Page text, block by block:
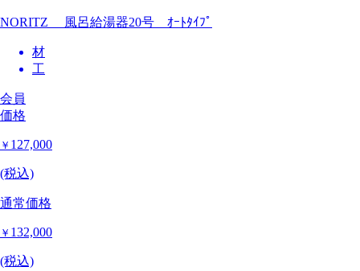
NORITZ 風呂給湯器20号 ｵｰﾄﾀｲﾌﾟ
材
工
会員
価格
￥ 127,000
(税込)
通常価格
￥ 132,000
(税込)